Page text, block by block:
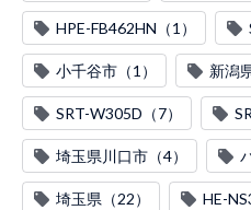
HPE-FB462HN（1）
小千谷市（1） 新潟
SRT-W305D（7）
埼玉県川口市（4）
埼玉県（22） HE-